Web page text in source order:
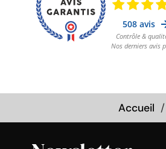
Accueil